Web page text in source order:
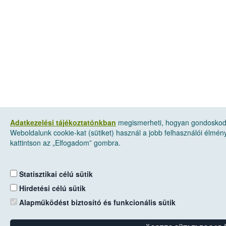
Adatkezelési tájékoztatónkban megismerheti, hogyan
Weboldalunk cookie-kat (sütiket) használ a jobb felhasználói
kattintson az „Elfogadom” gombra.
Statisztikai célú sütik
Hirdetési célú sütik
Alapműködést biztosító és funkcionális sütik